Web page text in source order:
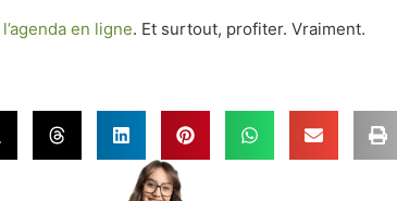
l’agenda en ligne. Et surtout, profiter. Vraiment.